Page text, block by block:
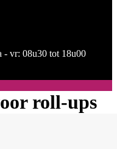
- vr: 08u30 tot 18u00
roll-ups